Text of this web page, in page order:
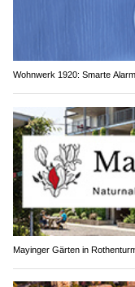
Wohnwerk 1920: Smarte
Mayinger Gärten in